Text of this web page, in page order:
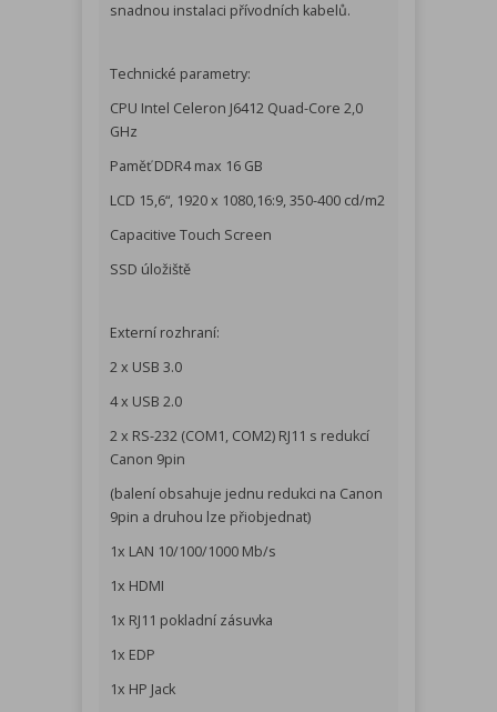
snadnou instalaci přívodních kabelů.
Technické parametry:
CPU Intel Celeron J6412 Quad-Core 2,0
GHz
Paměť DDR4 max 16 GB
LCD 15,6“, 1920 x 1080,16:9, 350-400 cd/m2
Capacitive Touch Screen
SSD úložiště
Externí rozhraní:
2 x USB 3.0
4 x USB 2.0
2 x RS-232 (COM1, COM2) RJ11 s redukcí
Canon 9pin
(balení obsahuje jednu redukci na Canon
9pin a druhou lze přiobjednat)
1x LAN 10/100/1000 Mb/s
1x HDMI
1x RJ11 pokladní zásuvka
1x EDP
1x HP Jack